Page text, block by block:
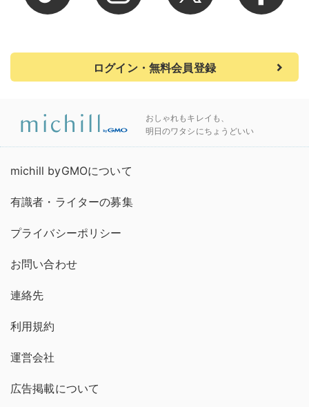
ログイン・無料会員登録
おしゃれもキレイも、
明日のワタシにちょうどいい
michill byGMOについて
有識者・ライターの募集
プライバシーポリシー
お問い合わせ
連絡先
利用規約
運営会社
広告掲載について